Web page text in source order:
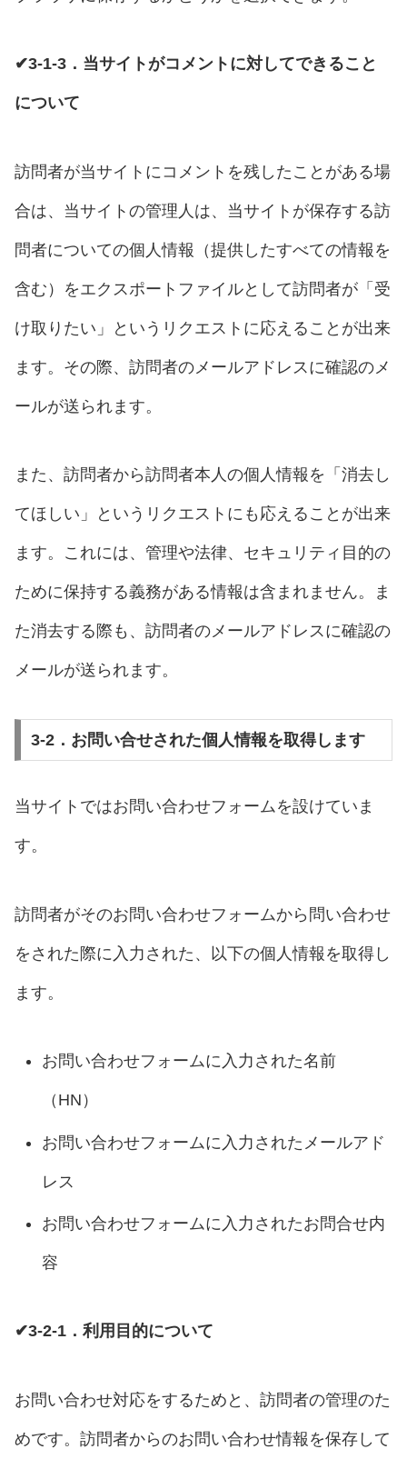
✔3-1-3．当サイトがコメントに対してできること
について
訪問者が当サイトにコメントを残したことがある場
合は、当サイトの管理人は、当サイトが保存する訪
問者についての個人情報（提供したすべての情報を
含む）をエクスポートファイルとして訪問者が「受
け取りたい」というリクエストに応えることが出来
ます。その際、訪問者のメールアドレスに確認のメ
ールが送られます。
また、訪問者から訪問者本人の個人情報を「消去し
てほしい」というリクエストにも応えることが出来
ます。これには、管理や法律、セキュリティ目的の
ために保持する義務がある情報は含まれません。ま
た消去する際も、訪問者のメールアドレスに確認の
メールが送られます。
3-2．お問い合せされた個人情報を取得します
当サイトではお問い合わせフォームを設けていま
す。
訪問者がそのお問い合わせフォームから問い合わせ
をされた際に入力された、以下の個人情報を取得し
ます。
お問い合わせフォームに入力された名前
（HN）
お問い合わせフォームに入力されたメールアド
レス
お問い合わせフォームに入力されたお問合せ内
容
✔3-2-1．利用目的について
お問い合わせ対応をするためと、訪問者の管理のた
めです。訪問者からのお問い合わせ情報を保存して